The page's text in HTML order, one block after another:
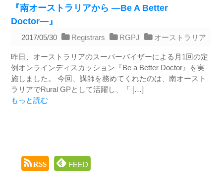
『南オーストラリアから ―Be A Better
Doctor―』
2017/05/30 Registrars RGPJ オーストラリア
昨日、オーストラリアのスーパーバイザーによる月1回の定
例オンラインディスカッション『Be a Better Doctor』を実
施しました。 今回、講師を務めてくれたのは、南オースト
ラリアでRural GPとして活躍し、「 […]
もっと読む
RSS FEED